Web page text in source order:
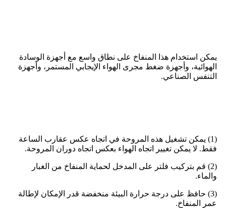
يمكن استخدام هذا المنفاخ على نطاق واسع مع أجهزة الوسادة
الهوائية، وأجهزة ضغط مجرى الهواء الإيجابي المستمر، وأجهزة
التنفس الصناعي.
(1) يمكن تشغيل هذه المروحة في اتجاه عكس عقارب الساعة
فقط. لا يمكن تغيير اتجاه الهواء بعكس اتجاه دوران المروحة.
(2) قم بتركيب فلتر على المدخل لحماية المنفاخ من الغبار
والماء.
(3) حافظ على درجة حرارة البيئة منخفضة قدر الإمكان لإطالة
عمر المنفاخ.